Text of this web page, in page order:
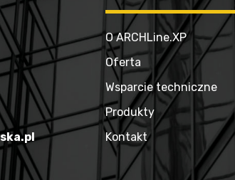
O ARCHLine.XP
Oferta
Wsparcie techniczne
Produkty
Kontakt